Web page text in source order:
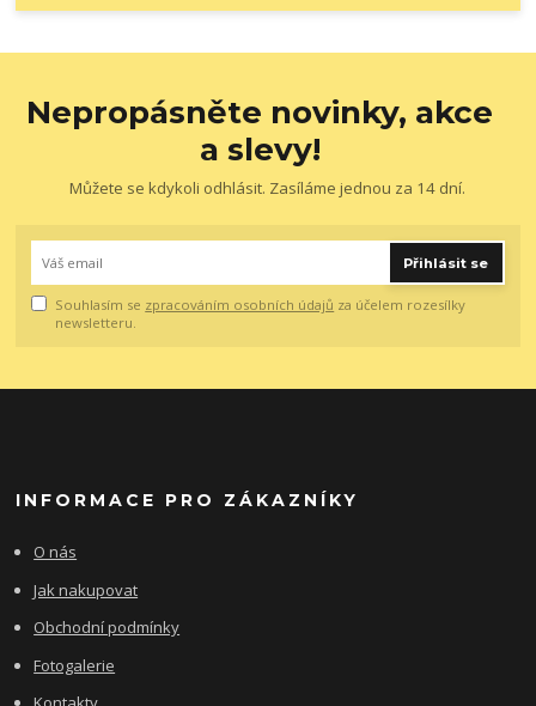
Nepropásněte novinky, akce
a slevy!
Můžete se kdykoli odhlásit. Zasíláme jednou za 14 dní.
Přihlásit se
Souhlasím se zpracováním osobních údajů za účelem rozesílky
newsletteru.
INFORMACE PRO ZÁKAZNÍKY
O nás
Jak nakupovat
Obchodní podmínky
Fotogalerie